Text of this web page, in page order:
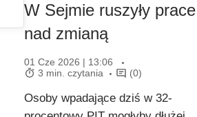
W Sejmie ruszyły prace
nad zmianą
01 Cze 2026 | 13:06
3 min. czytania
(0)
Osoby wpadające dziś w 32-